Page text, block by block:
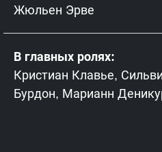
Жюльен Эрве
В главных ролях:
Кристиан Клавье,
Бурдон, Марианн